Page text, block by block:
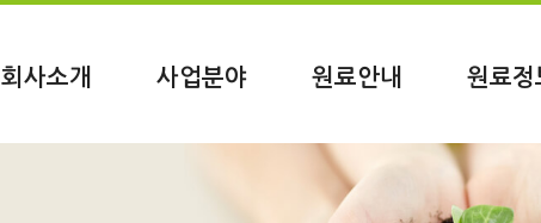
회사소개 사업분야 원료안내 원료정